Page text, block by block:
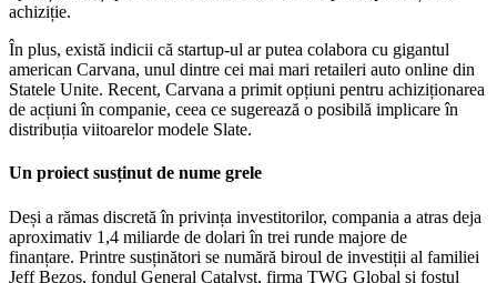
achiziție.
În plus, există indicii că startup-ul ar putea colabora cu gigantul
american Carvana, unul dintre cei mai mari retaileri auto online din
Statele Unite. Recent, Carvana a primit opțiuni pentru achiziționarea
de acțiuni în companie, ceea ce sugerează o posibilă implicare în
distribuția viitoarelor modele Slate.
Un proiect susținut de nume grele
Deși a rămas discretă în privința investitorilor, compania a atras deja
aproximativ 1,4 miliarde de dolari în trei runde majore de
finanțare. Printre susținători se numără biroul de investiții al familiei
Jeff Bezos, fondul General Catalyst, firma TWG Global și fostul